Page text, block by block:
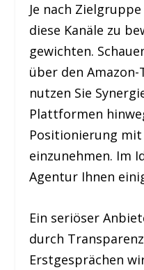
Je nach
diese Kanäle zu
gewichten.
über den
nutzen Sie
Plattformen
Positionierung
einzunehmen. Im
Agentur Ihnen
Ein seriöser
durch
Erstgesprächen